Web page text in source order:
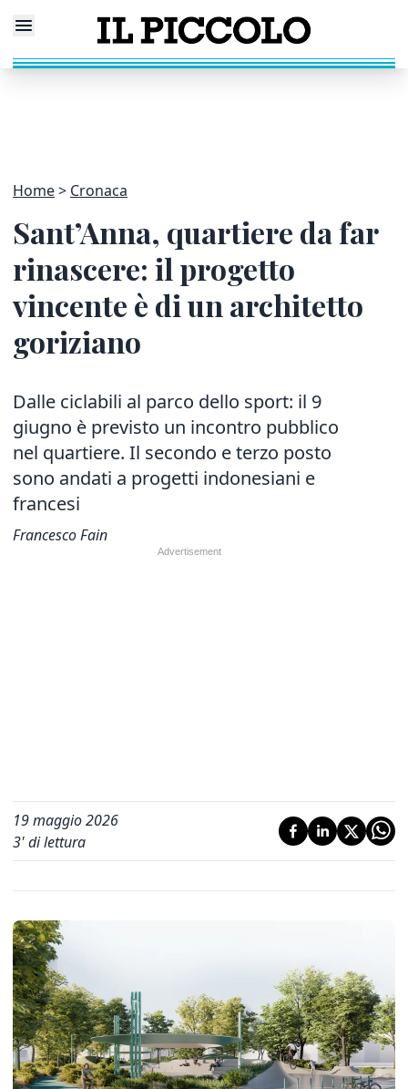
Home Cronaca
Sant’Anna, quartiere da far
rinascere: il progetto
vincente è di un architetto
goriziano
Dalle ciclabili al parco dello sport: il 9
giugno è previsto un incontro pubblico
nel quartiere. Il secondo e terzo posto
sono andati a progetti indonesiani e
francesi
Francesco Fain
19 maggio 2026
3' di lettura